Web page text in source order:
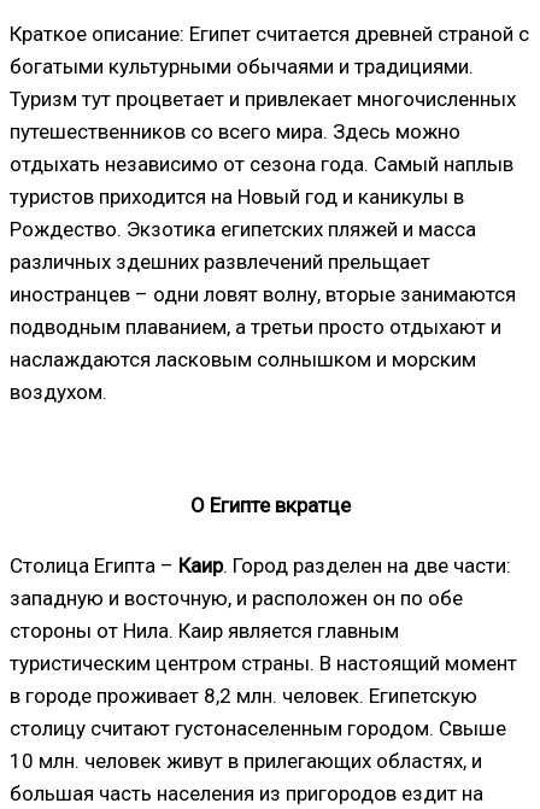
Краткое описание: Египет считается древней страной с
богатыми культурными обычаями и традициями.
Туризм тут процветает и привлекает многочисленных
путешественников со всего мира. Здесь можно
отдыхать независимо от сезона года. Самый наплыв
туристов приходится на Новый год и каникулы в
Рождество. Экзотика египетских пляжей и масса
различных здешних развлечений прельщает
иностранцев – одни ловят волну, вторые занимаются
подводным плаванием, а третьи просто отдыхают и
наслаждаются ласковым солнышком и морским
воздухом.
О Египте вкратце
Столица Египта – Каир. Город разделен на две части:
западную и восточную, и расположен он по обе
стороны от Нила. Каир является главным
туристическим центром страны. В настоящий момент
в городе проживает 8,2 млн. человек. Египетскую
столицу считают густонаселенным городом. Свыше
10 млн. человек живут в прилегающих областях, и
большая часть населения из пригородов ездит на